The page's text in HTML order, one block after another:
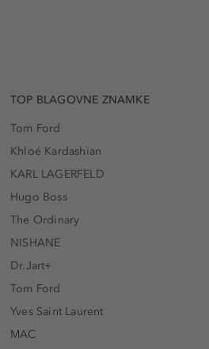
TOP BLAGOVNE ZNAMKE
Tom Ford
Khloé Kardashian
KARL LAGERFELD
Hugo Boss
The Ordinary
NISHANE
Dr.Jart+
Tom Ford
Yves Saint Laurent
MAC